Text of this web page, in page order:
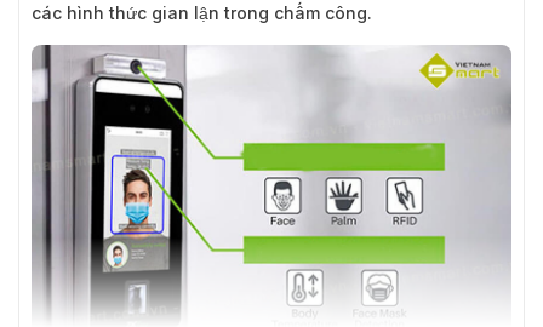
các hình thức gian lận trong chấm công.